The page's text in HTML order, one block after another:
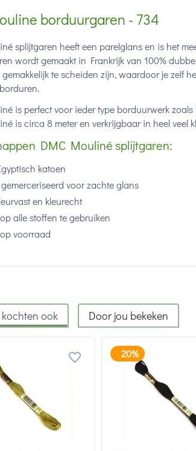
borduurgaren - 734
splijtgaren heeft een parelglans en is het
wordt gemaakt in Frankrijk van 100%
te scheiden zijn, waardoor je zelf
is perfect voor ieder type borduurwerk
is circa 8 meter en verkrijgbaar in heel veel
DMC Mouliné splijtgaren:
katoen
voor zachte glans
en kleurecht
alle stoffen te gebruiken
voorraad
ook Door jou bekeken
- 20%